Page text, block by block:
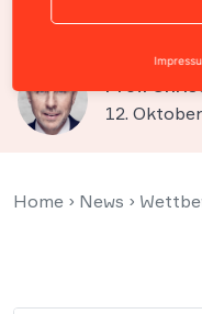
Feature ist
Prof.
12.
Home › News ›